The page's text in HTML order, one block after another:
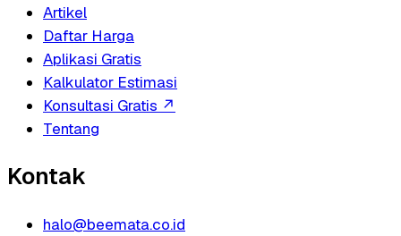
Artikel
Daftar Harga
Aplikasi Gratis
Kalkulator Estimasi
Konsultasi Gratis ↗
Tentang
Kontak
halo@beemata.co.id